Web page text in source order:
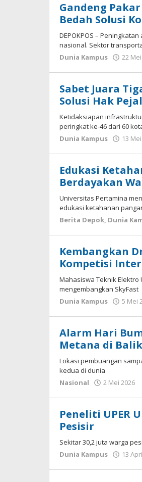
Gandeng
Bedah Solusi
DEPOKPOS –
nasional. Sektor
Dunia Kampus
22
Sabet Juara
Solusi Hak
Ketidaksiapan
peringkat ke-46 dari 60
Dunia Kampus
13
Edukasi
Berdayakan
Universitas Pertamina
edukasi ketahanan
Berita Depok, Dunia
Kembangkan
Kompetisi
Mahasiswa Teknik Elektro
mengembangkan SkyFast
Dunia Kampus
5 Mei
Alarm Hari
Metana di
Lokasi pembuangan
kedua di dunia
Nasional
2 Mei 2026
Peneliti UPER
Pesisir
Sekitar 30,2 juta warga
Dunia Kampus
13